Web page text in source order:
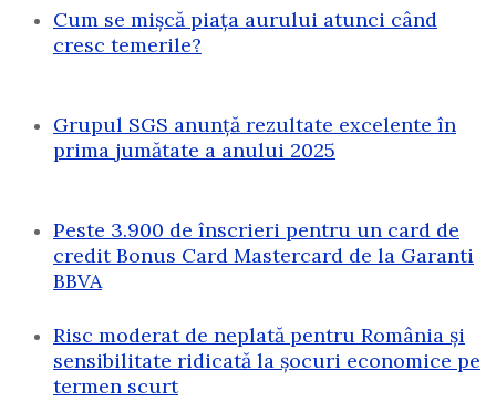
Cum se mișcă piața aurului atunci când
cresc temerile?
Grupul SGS anunță rezultate excelente în
prima jumătate a anului 2025
Peste 3.900 de înscrieri pentru un card de
credit Bonus Card Mastercard de la Garanti
BBVA
Risc moderat de neplată pentru România și
sensibilitate ridicată la șocuri economice pe
termen scurt